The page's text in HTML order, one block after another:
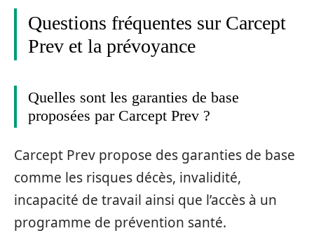
Questions fréquentes sur Carcept
Prev et la prévoyance
Quelles sont les garanties de base
proposées par Carcept Prev ?
Carcept Prev propose des garanties de base
comme les risques décès, invalidité,
incapacité de travail ainsi que l’accès à un
programme de prévention santé.